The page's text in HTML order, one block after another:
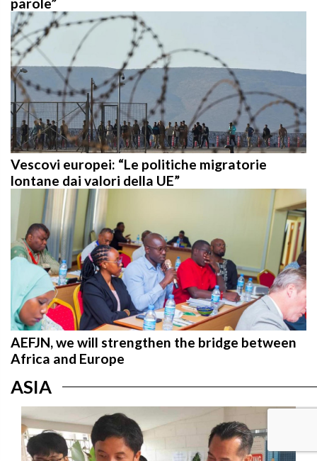
Vescovi europei: “Le politiche migratorie
lontane dai valori della UE”
AEFJN, we will strengthen the bridge between
Africa and Europe